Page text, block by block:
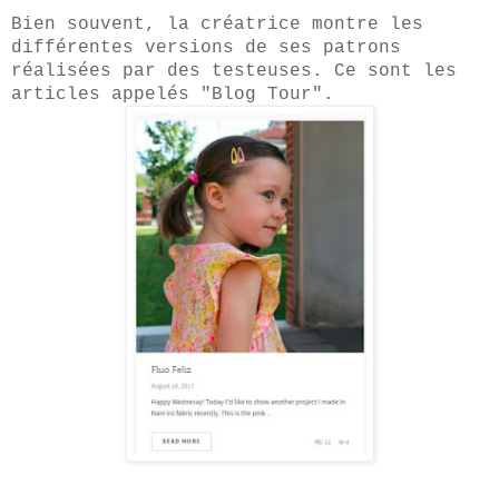
Bien souvent, la créatrice montre les
différentes versions de ses patrons
réalisées par des testeuses. Ce sont les
articles appelés "Blog Tour".